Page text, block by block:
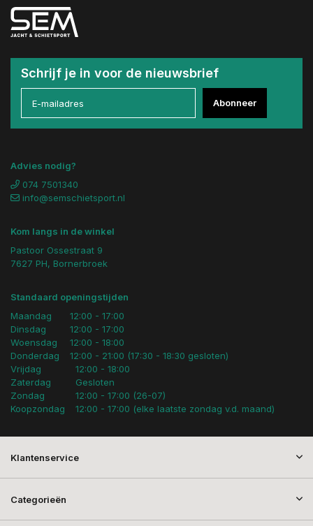
Schrijf je in voor de nieuwsbrief
Abonneer
Advies nodig?
074 7501340
info@semschietsport.nl
Kom langs in de winkel
Pastoor Ossestraat 9
7627 PH, Bornerbroek
Standaard openingstijden
Maandag
Dinsdag
Woensdag
Donderdag
12:00 - 17:00
12:00 - 17:00
12:00 - 18:00
12:00 - 21:00 (17:30 - 18:30 gesloten)
Vrijdag
Zaterdag
Zondag
Koopzondag
12:00 - 18:00
Gesloten
12:00 - 17:00 (26-07)
12:00 - 17:00 (elke laatste zondag v.d. maand)
Klantenservice
Categorieën